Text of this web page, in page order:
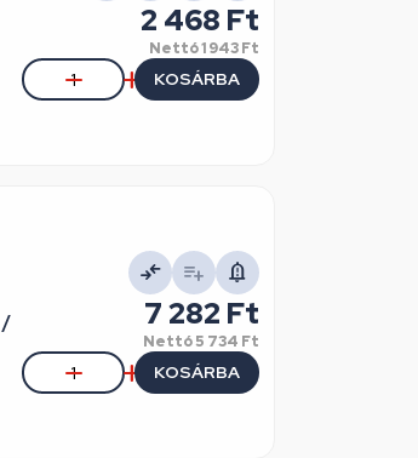
2 468 Ft
Nettó1 943 Ft
KOSÁRBA
7 282 Ft
Nettó5 734 Ft
KOSÁRBA